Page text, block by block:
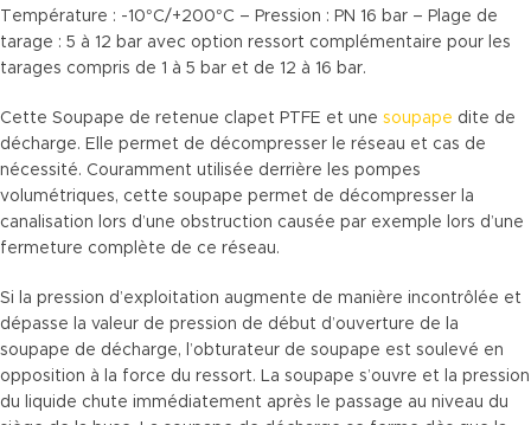
Température : -10°C/+200°C – Pression : PN 16 bar – Plage de
tarage : 5 à 12 bar avec option ressort complémentaire pour les
tarages compris de 1 à 5 bar et de 12 à 16 bar.
Cette Soupape de retenue clapet PTFE et une soupape dite de
décharge. Elle permet de décompresser le réseau et cas de
nécessité. Couramment utilisée derrière les pompes
volumétriques, cette soupape permet de décompresser la
canalisation lors d’une obstruction causée par exemple lors d’une
fermeture complète de ce réseau.
Si la pression d’exploitation augmente de manière incontrôlée et
dépasse la valeur de pression de début d’ouverture de la
soupape de décharge, l’obturateur de soupape est soulevé en
opposition à la force du ressort. La soupape s’ouvre et la pression
du liquide chute immédiatement après le passage au niveau du